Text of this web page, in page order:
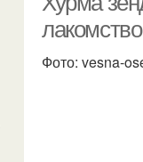
лакомство
Фото: vesna-